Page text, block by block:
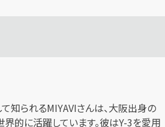
て知られるMIYAVIさんは、大阪出身の
界的に活躍しています。彼はY-3を愛用